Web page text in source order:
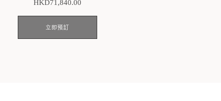
HKD71,840.00
立即預訂